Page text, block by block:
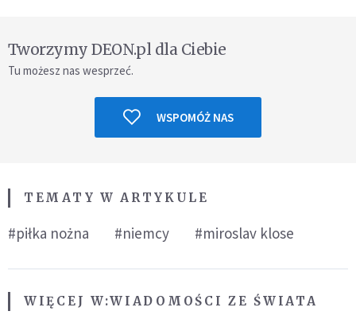
Tworzymy DEON.pl dla Ciebie
Tu możesz nas wesprzeć.
WSPOMÓŻ NAS
TEMATY W ARTYKULE
#piłka nożna #niemcy #miroslav klose
WIĘCEJ W:WIADOMOŚCI ZE ŚWIATA